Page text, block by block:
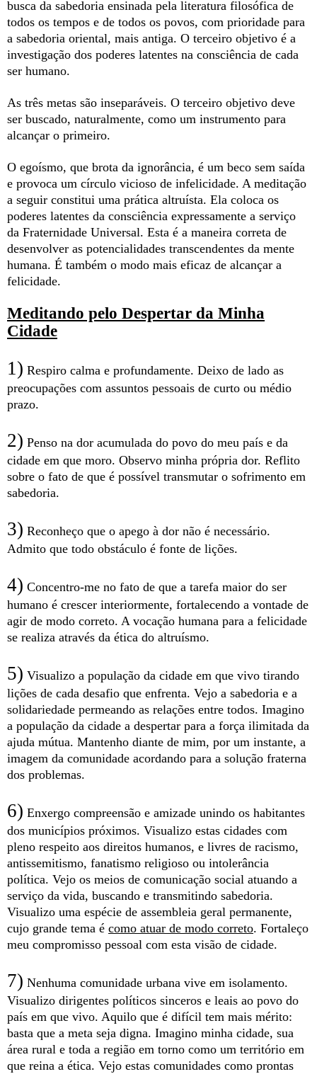
busca da sabedoria ensinada pela literatura filosófica de
todos os tempos e de todos os povos, com prioridade para
a sabedoria oriental, mais antiga. O terceiro objetivo é a
investigação dos poderes latentes na consciência de cada
ser humano.
As três metas são inseparáveis. O terceiro objetivo deve
ser buscado, naturalmente, como um instrumento para
alcançar o primeiro.
O egoísmo, que brota da ignorância, é um beco sem saída
e provoca um círculo vicioso de infelicidade. A meditação
a seguir constitui uma prática altruísta. Ela coloca os
poderes latentes da consciência expressamente a serviço
da Fraternidade Universal. Esta é a maneira correta de
desenvolver as potencialidades transcendentes da mente
humana. É também o modo mais eficaz de alcançar a
felicidade.
Meditando pelo Despertar da Minha
Cidade
1) Respiro calma e profundamente. Deixo de lado as
preocupações com assuntos pessoais de curto ou médio
prazo.
2) Penso na dor acumulada do povo do meu país e da
cidade em que moro. Observo minha própria dor. Reflito
sobre o fato de que é possível transmutar o sofrimento em
sabedoria.
3) Reconheço que o apego à dor não é necessário.
Admito que todo obstáculo é fonte de lições.
4) Concentro-me no fato de que a tarefa maior do ser
humano é crescer interiormente, fortalecendo a vontade de
agir de modo correto. A vocação humana para a felicidade
se realiza através da ética do altruísmo.
5) Visualizo a população da cidade em que vivo tirando
lições de cada desafio que enfrenta. Vejo a sabedoria e a
solidariedade permeando as relações entre todos. Imagino
a população da cidade a despertar para a força ilimitada da
ajuda mútua. Mantenho diante de mim, por um instante, a
imagem da comunidade acordando para a solução fraterna
dos problemas.
6) Enxergo compreensão e amizade unindo os habitantes
dos municípios próximos. Visualizo estas cidades com
pleno respeito aos direitos humanos, e livres de racismo,
antissemitismo, fanatismo religioso ou intolerância
política. Vejo os meios de comunicação social atuando a
serviço da vida, buscando e transmitindo sabedoria.
Visualizo uma espécie de assembleia geral permanente,
cujo grande tema é como atuar de modo correto. Fortaleço
meu compromisso pessoal com esta visão de cidade.
7) Nenhuma comunidade urbana vive em isolamento.
Visualizo dirigentes políticos sinceros e leais ao povo do
país em que vivo. Aquilo que é difícil tem mais mérito:
basta que a meta seja digna. Imagino minha cidade, sua
área rural e toda a região em torno como um território em
que reina a ética. Vejo estas comunidades como prontas